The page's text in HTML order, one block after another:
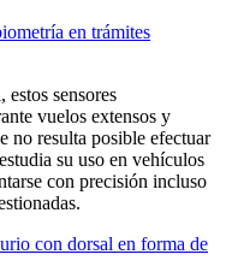
en trámites
sensores
vuelos extensos y
no resulta posible efectuar
su uso en vehículos
con precisión incluso
con dorsal en forma de